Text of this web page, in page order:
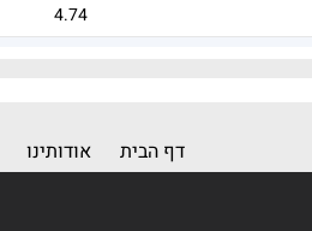
4.74
דף הבית אודותינו